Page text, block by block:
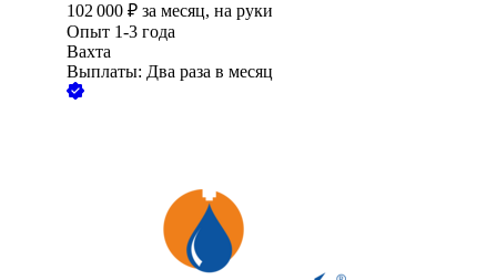
102 000 ₽ за месяц, на руки
Опыт 1-3 года
Вахта
Выплаты: Два раза в месяц